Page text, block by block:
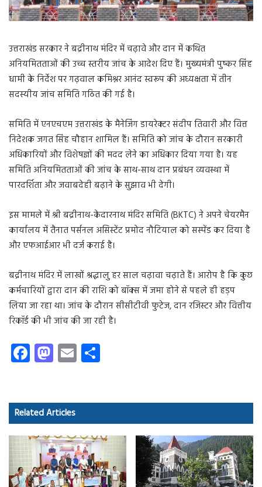
उत्तराखंड सरकार ने बद्रीनाथ मंदिर में चढ़ावे और दान में कथित
अनियमितताओं की उच्च स्तरीय जांच के आदेश दिए हैं। मुख्यमंत्री पुष्कर सिंह
धामी के निर्देश पर गढ़वाल कमिश्नर आनंद स्वरूप की अध्यक्षता में तीन
सदस्यीय जांच समिति गठित की गई है।
समिति में एनएचएम उत्तराखंड के मैनेजिंग डायरेक्टर संदीप तिवारी और वित्त
निदेशक जगत सिंह चौहान शामिल हैं। समिति को जांच के दौरान सरकारी
अधिकारियों और विशेषज्ञों की मदद लेने का अधिकार दिया गया है। यह
समिति अनियमितताओं की जांच के साथ-साथ दान प्रबंधन व्यवस्था में
पारदर्शिता और जवाबदेही बढ़ाने के सुझाव भी देगी।
इस मामले में श्री बद्रीनाथ-केदारनाथ मंदिर समिति (BKTC) ने अपने चेयरमैन
कार्यालय में तैनात पर्सनल असिस्टेंट प्रमोद नौटियाल को सस्पेंड कर दिया है
और एफआईआर भी दर्ज कराई है।
बद्रीनाथ मंदिर में लाखों श्रद्धालु हर साल चढ़ावा चढ़ाते हैं। आरोप है कि कुछ
कर्मचारियों द्वारा दान की राशि को बॉक्स में जमा होने से पहले ही हड़प
लिया जा रहा था। जांच के दौरान सीसीटीवी फुटेज, दान रजिस्टर और वित्तीय
रिकॉर्ड की भी जांच की जा रही है।
Fa
ce
o
ok
M
as
d
o
n
E
m
Related Articles